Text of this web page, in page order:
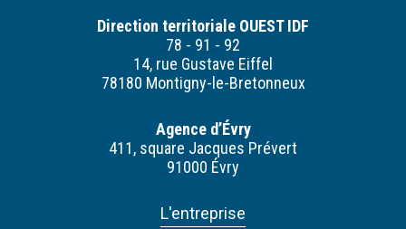
Direction territoriale OUEST IDF
78 - 91 - 92
14, rue Gustave Eiffel
78180 Montigny-le-Bretonneux
Agence d’Évry
411, square Jacques Prévert
91000 Évry
L'entreprise